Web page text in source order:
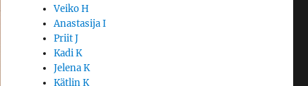
Veiko H
Anastasija I
Priit J
Kadi K
Jelena K
Kätlin K